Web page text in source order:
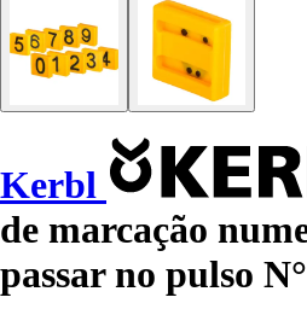
Kerbl
de marcação
passar no pulso